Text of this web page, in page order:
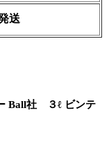
送
Ball社　３ℓ ビンテ